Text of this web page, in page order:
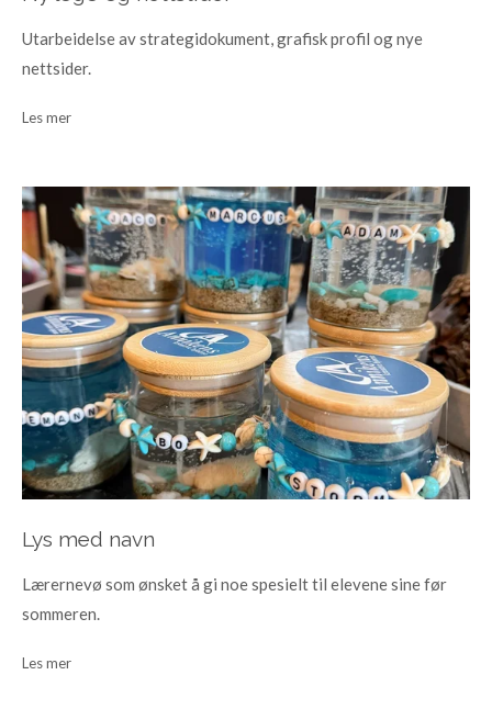
Utarbeidelse av strategidokument, grafisk profil og nye
nettsider.
Les mer
Lys med navn
Lærernevø som ønsket å gi noe spesielt til elevene sine før
sommeren.
Les mer